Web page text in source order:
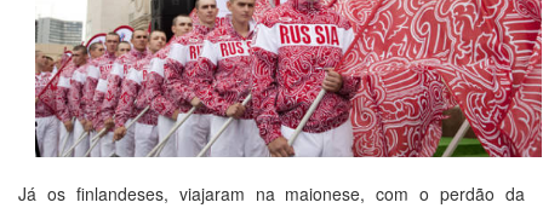
Já os finlandeses, viajaram na maionese, com o perdão da